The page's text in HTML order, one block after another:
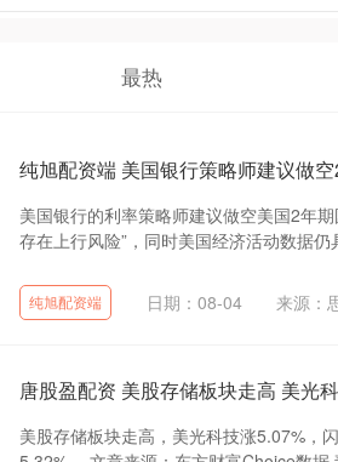
最热
纯旭配资端 美国银行策略师建议做
美国银行的利率策略师建议做空美国2年
存在上行风险”，同时美国经济活动数据
纯旭配资端 日期：08-04 来源：
唐股盈配资 美股存储板块走高 美光
美股存储板块走高，美光科技涨5.07%，